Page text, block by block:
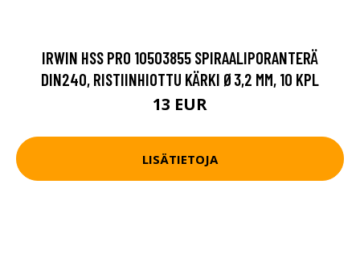
IRWIN HSS PRO 10503855 SPIRAALIPORANTERÄ
DIN240, RISTIINHIOTTU KÄRKI Ø3,2 MM, 10 KPL
13 EUR
LISÄTIETOJA